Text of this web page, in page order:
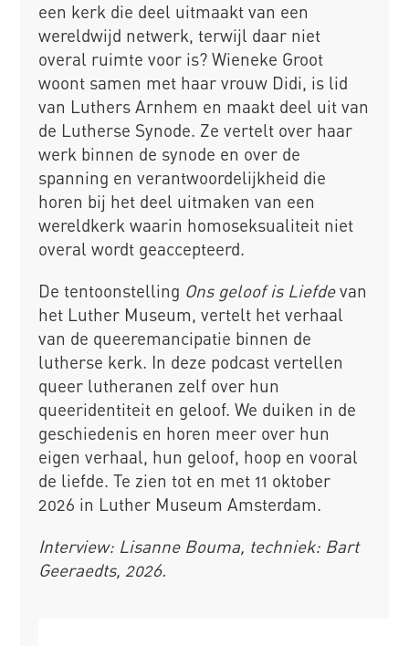
een kerk die deel uitmaakt van een
wereldwijd netwerk, terwijl daar niet
overal ruimte voor is? Wieneke Groot
woont samen met haar vrouw Didi, is lid
van Luthers Arnhem en maakt deel uit van
de Lutherse Synode. Ze vertelt over haar
werk binnen de synode en over de
spanning en verantwoordelijkheid die
horen bij het deel uitmaken van een
wereldkerk waarin homoseksualiteit niet
overal wordt geaccepteerd.
De tentoonstelling Ons geloof is Liefdevan
het Luther Museum, vertelt het verhaal
van de queeremancipatie binnen de
lutherse kerk. In deze podcast vertellen
queer lutheranen zelf over hun
queeridentiteit en geloof. We duiken in de
geschiedenis en horen meer over hun
eigen verhaal, hun geloof, hoop en vooral
de liefde. Te zien tot en met 11 oktober
2026 in Luther Museum Amsterdam.
Interview: Lisanne Bouma, techniek: Bart
Geeraedts, 2026.